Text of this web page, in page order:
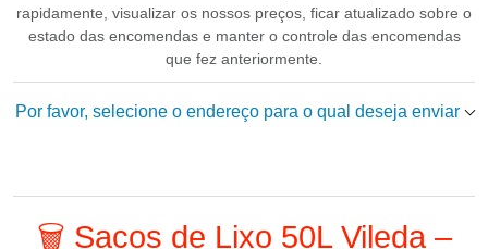
rapidamente, visualizar os nossos preços, ficar atualizado sobre o
estado das encomendas e manter o controle das encomendas
que fez anteriormente.
Por favor, selecione o endereço para o qual deseja enviar
🗑️ Sacos de Lixo 50L Vileda –